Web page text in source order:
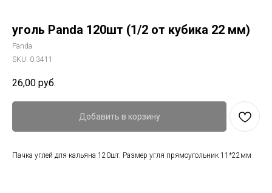
уголь Panda 120шт (1/2 от кубика 22 мм)
Panda
SKU: 0.3411
26,00 руб.
Добавить в корзину
Пачка углей для кальяна 120шт. Размер угля прямоугольник 11*22мм